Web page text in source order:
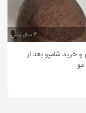
3 سال پیش
خرید شامپو بعد از